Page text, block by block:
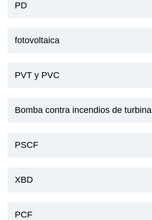
PD
fotovoltaica
PVT y PVC
Bomba contra incendios de turbina
PSCF
XBD
PCF